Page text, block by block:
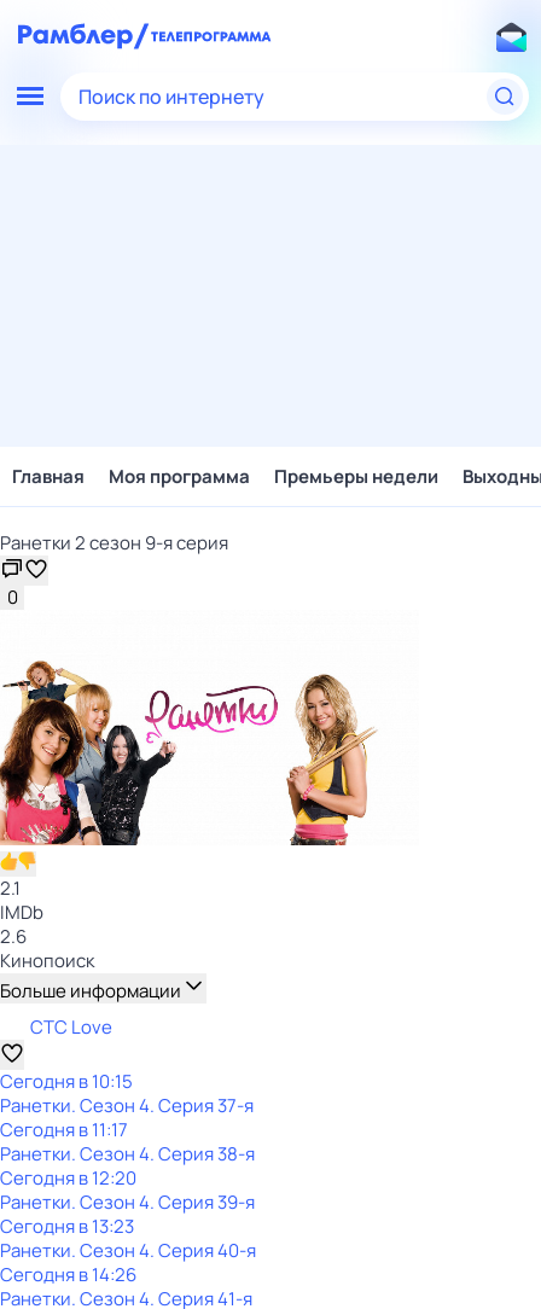
Поиск по интернету
Главная Моя программа Премьеры недели
Ранетки 2 сезон 9-я серия
0
2.1
IMDb
2.6
Кинопоиск
Больше информации
СТС Love
Сегодня в 10:15
Ранетки. Сезон 4. Серия 37-я
Сегодня в 11:17
Ранетки. Сезон 4. Серия 38-я
Сегодня в 12:20
Ранетки. Сезон 4. Серия 39-я
Сегодня в 13:23
Ранетки. Сезон 4. Серия 40-я
Сегодня в 14:26
Ранетки. Сезон 4. Серия 41-я